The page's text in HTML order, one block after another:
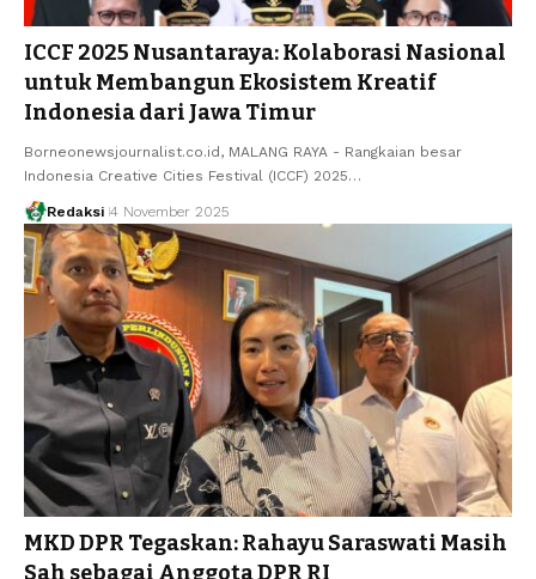
ICCF 2025 Nusantaraya: Kolaborasi Nasional
untuk Membangun Ekosistem Kreatif
Indonesia dari Jawa Timur
Borneonewsjournalist.co.id, MALANG RAYA - Rangkaian besar
Indonesia Creative Cities Festival (ICCF) 2025…
Redaksi 4 November 2025
MKD DPR Tegaskan: Rahayu Saraswati Masih
Sah sebagai Anggota DPR RI